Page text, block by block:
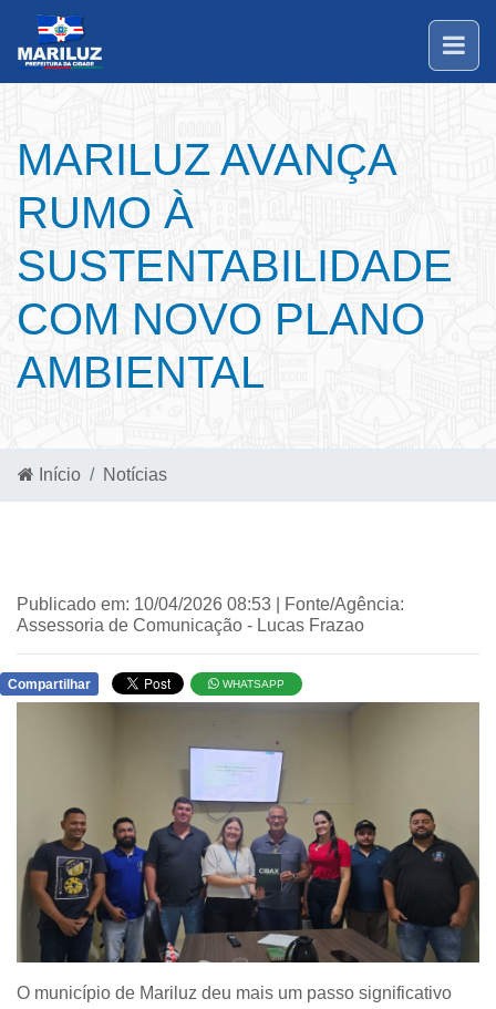
MARILUZ AVANÇA
RUMO À
SUSTENTABILIDADE
COM NOVO PLANO
AMBIENTAL
Início Notícias
Publicado em: 10/04/2026 08:53 | Fonte/Agência:
Assessoria de Comunicação - Lucas Frazao
Compartilhar WHATSAPP
O município de Mariluz deu mais um passo significativo